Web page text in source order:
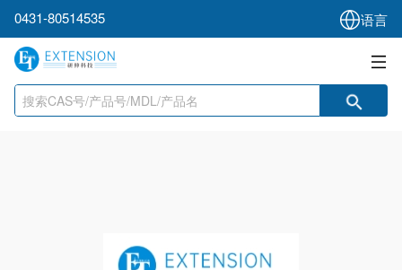
0431-80514535 语言